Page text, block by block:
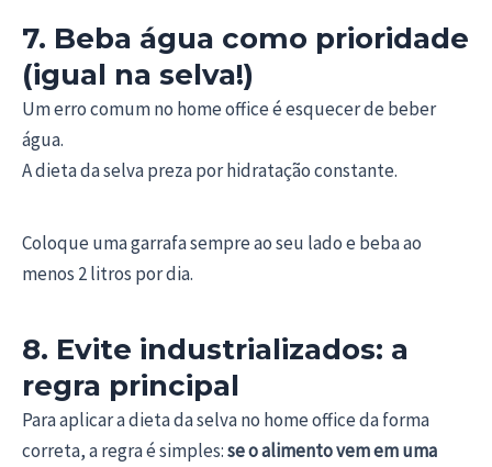
7. Beba água como prioridade
(igual na selva!)
Um erro comum no home office é esquecer de beber
água.
A dieta da selva preza por hidratação constante.
Coloque uma garrafa sempre ao seu lado e beba ao
menos 2 litros por dia.
8. Evite industrializados: a
regra principal
Para aplicar a dieta da selva no home office da forma
correta, a regra é simples:se o alimento vem em uma